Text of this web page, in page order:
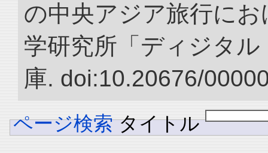
の中央アジア旅行にお
学研究所「ディジタ
庫. doi:10.20676/
ページ検索 タイトル